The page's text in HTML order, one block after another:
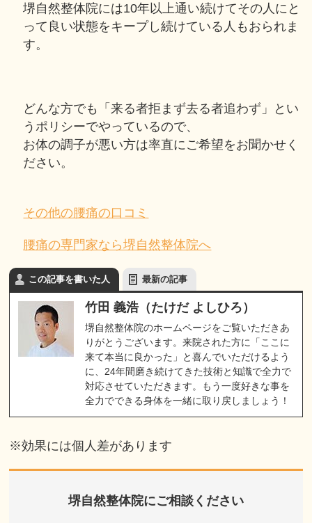
堺自然整体院には10年以上通い続けてその人にと
って良い状態をキープし続けている人もおられま
す。
どんな方でも「来る者拒まず去る者追わず」とい
うポリシーでやっているので、
お体の調子が悪い方は率直にご希望をお聞かせく
ださい。
その他の腰痛の口コミ
腰痛の専門家なら堺自然整体院へ
この記事を書いた人 最新の記事
竹田 義浩（たけだ よしひろ）
堺自然整体院のホームページをご覧いただきあ
りがとうございます。来院された方に「ここに
来て本当に良かった」と喜んでいただけるよう
に、24年間磨き続けてきた技術と知識で全力で
対応させていただきます。もう一度好きな事を
全力でできる身体を一緒に取り戻しましょう！
※効果には個人差があります
堺自然整体院にご相談ください